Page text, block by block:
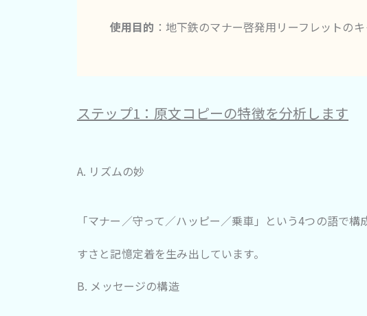
使用目的 ：地下鉄のマナー啓発用リーフレットの
ステップ1：原文コピーの特徴を分析します
A. リズムの妙
「マナー／守って／ハッピー／乗車」という4つの語で
すさと記憶定着を生み出しています。
B. メッセージの構造